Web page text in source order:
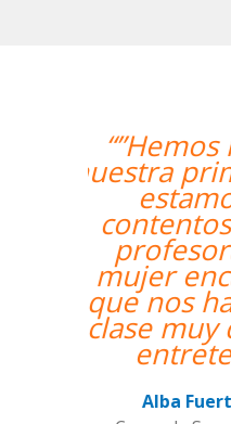
“”The
well and
teacher,
have
I'm really